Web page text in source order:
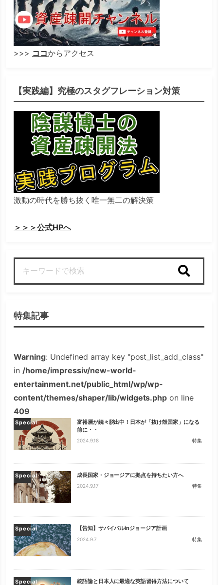
>>> ココからアクセス
【実践編】究極のスタグフレーション対策
激動の時代を勝ち抜く唯一無二の解決策
＞＞＞公式HPへ
特集記事
Warning: Undefined array key "post_list_add_class"
in /home/impressiv/new-world-
entertainment.net/public_html/wp/wp-
content/themes/shaper/lib/widgets.php on line
409
Special
富裕層が続々脱出中！日本が「抜け殻国家」になる
前に・・
2024.9.18 特集
Special 成長国家・ジョージアに拠点を持ちたい方へ
2024.9.17 特集
Special 【告知】サバイバルinジョージア計画
2024.9.7 特集
Special 統語論と日本人に最適な英語習得方法について